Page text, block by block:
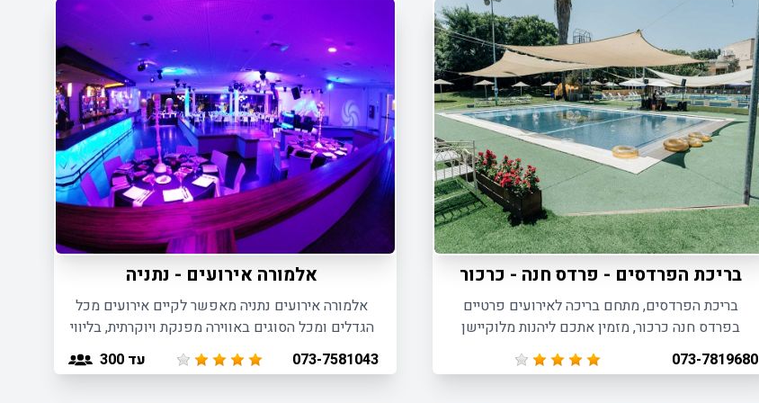
בריכת הפרדסים - פרדס חנה - כרכור
בריכת הפרדסים, מתחם בריכה לאירועים פרטיים
בפרדס חנה כרכור, מזמין אתכם ליהנות מלוקיישן
מדליק ומרענן לקיומו של האירוע הפרטי הבא שלכם.
073-7819680
אלמורה אירועים - נתניה
אלמורה אירועים נתניה מאפשר לקיים אירועים מכל
הגדלים ומכל הסוגים באווירה מפנקת ויוקרתית, בליווי
צוות מיומן של ברמנים ומלצרים וכן קייטרינג איכותי
בהתאם להעדפותיכם. 073-7581043 עד 300